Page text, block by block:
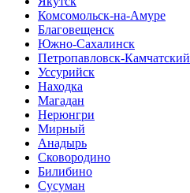
Комсомольск-на-Амуре
Благовещенск
Южно-Сахалинск
Петропавловск-Камчатский
Уссурийск
Находка
Магадан
Нерюнгри
Мирный
Анадырь
Сковородино
Билибино
Сусуман